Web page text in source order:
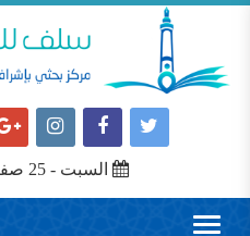
السبت - 25 صفر 1448 هـ - 08 أغسطس 2026 م